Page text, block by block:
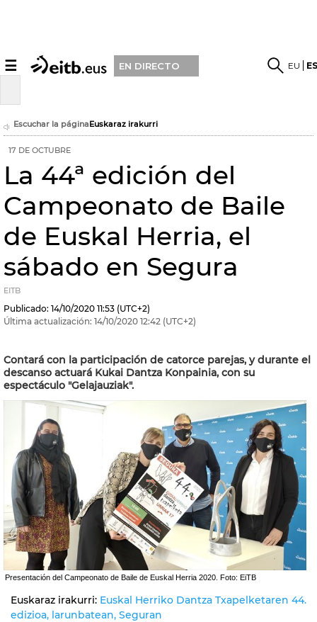
☰ EN DIRECTO EU
Escuchar la páginaEuskaraz irakurri
17 DE OCTUBRE
La 44ª edición del
Campeonato de Baile
de Euskal Herria, el
sábado en Segura
EITB
Publicado: 14/10/2020 11:53 (UTC+2)
Última actualización: 14/10/2020 12:42 (UTC+2)
Contará con la participación de catorce parejas, y durante el
descanso actuará Kukai Dantza Konpainia, con su
espectáculo "Gelajauziak".
Presentación del Campeonato de Baile de Euskal Herria 2020. Foto: EiTB
Euskaraz irakurri: Euskal Herriko Dantza Txapelketaren 44.
edizioa, larunbatean, Seguran